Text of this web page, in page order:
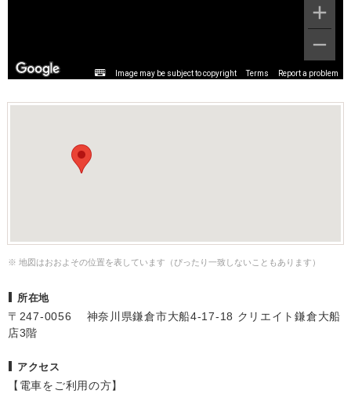
Image may be subject to copyright Terms Report a problem
※ 地図はおおよその位置を表しています（ぴったり一致しないこともあります）
所在地
〒247-0056 神奈川県鎌倉市大船4-17-18 クリエイト鎌倉大船
店3階
アクセス
【電車をご利用の方】